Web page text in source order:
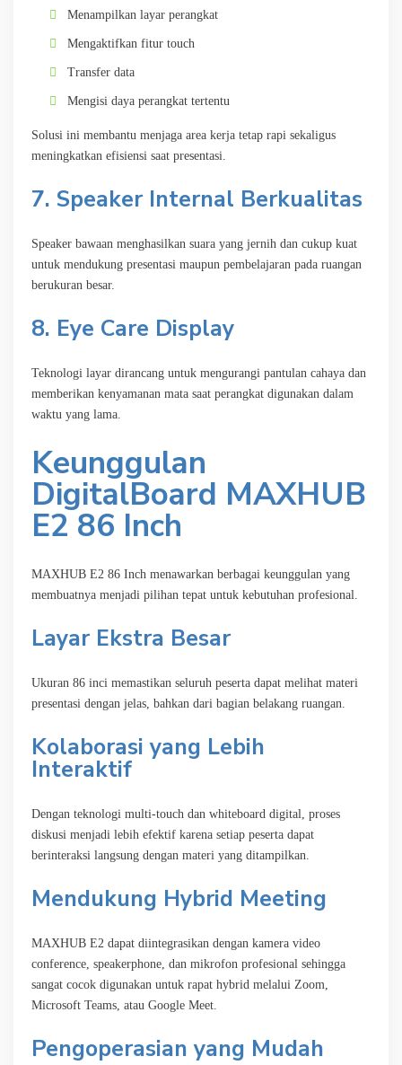
Menampilkan layar perangkat
Mengaktifkan fitur touch
Transfer data
Mengisi daya perangkat tertentu
Solusi ini membantu menjaga area kerja tetap rapi sekaligus
meningkatkan efisiensi saat presentasi.
7. Speaker Internal Berkualitas
Speaker bawaan menghasilkan suara yang jernih dan cukup kuat
untuk mendukung presentasi maupun pembelajaran pada ruangan
berukuran besar.
8. Eye Care Display
Teknologi layar dirancang untuk mengurangi pantulan cahaya dan
memberikan kenyamanan mata saat perangkat digunakan dalam
waktu yang lama.
Keunggulan
DigitalBoard MAXHUB
E2 86 Inch
MAXHUB E2 86 Inch menawarkan berbagai keunggulan yang
membuatnya menjadi pilihan tepat untuk kebutuhan profesional.
Layar Ekstra Besar
Ukuran 86 inci memastikan seluruh peserta dapat melihat materi
presentasi dengan jelas, bahkan dari bagian belakang ruangan.
Kolaborasi yang Lebih
Interaktif
Dengan teknologi multi-touch dan whiteboard digital, proses
diskusi menjadi lebih efektif karena setiap peserta dapat
berinteraksi langsung dengan materi yang ditampilkan.
Mendukung Hybrid Meeting
MAXHUB E2 dapat diintegrasikan dengan kamera video
conference, speakerphone, dan mikrofon profesional sehingga
sangat cocok digunakan untuk rapat hybrid melalui Zoom,
Microsoft Teams, atau Google Meet.
Pengoperasian yang Mudah